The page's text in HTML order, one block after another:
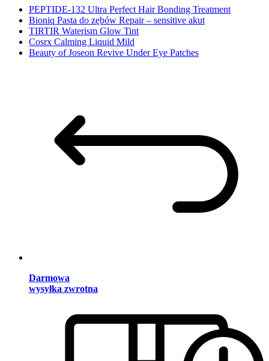
PEPTIDE-132 Ultra Perfect Hair Bonding Treatment
Bioniq Pasta do zębów Repair – sensitive akut
TIRTIR Waterism Glow Tint
Cosrx Calming Liquid Mild
Beauty of Joseon Revive Under Eye Patches
Darmowa
wysyłka zwrotna